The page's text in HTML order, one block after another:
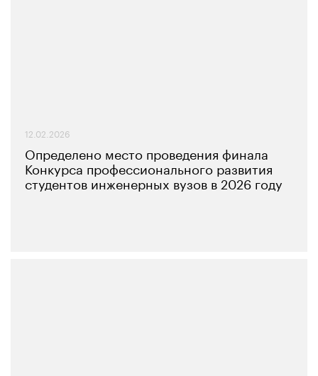
12.02.2026
Определено место проведения финала
Конкурса профессионального развития
студентов инженерных вузов в 2026 году